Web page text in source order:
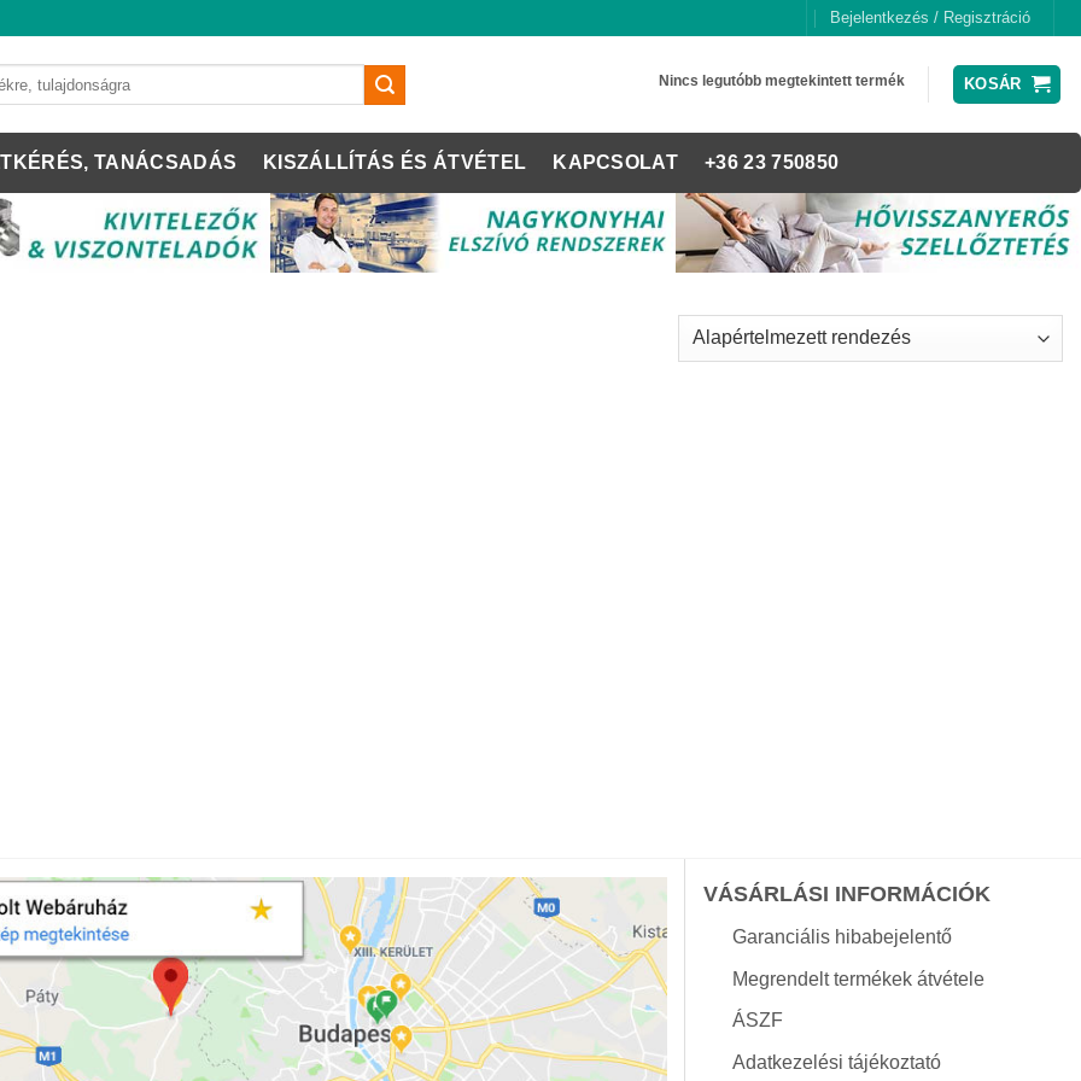
Bejelentkezés / Regisztráció
Nincs legutóbb megtekintett termék KOSÁR
TANÁCSADÁS KISZÁLLÍTÁS ÉS ÁTVÉTEL KAPCSOLAT +36 23 750850
VÁSÁRLÁSI INFORMÁCIÓK
Garanciális hibabejelentő
Megrendelt termékek átvétele
ÁSZF
Adatkezelési tájékoztató